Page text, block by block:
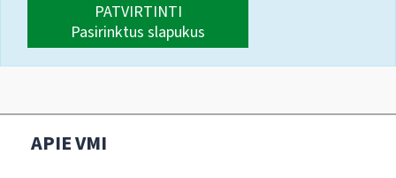
PATVIRTINTI
Pasirinktus slapukus
APIE VMI